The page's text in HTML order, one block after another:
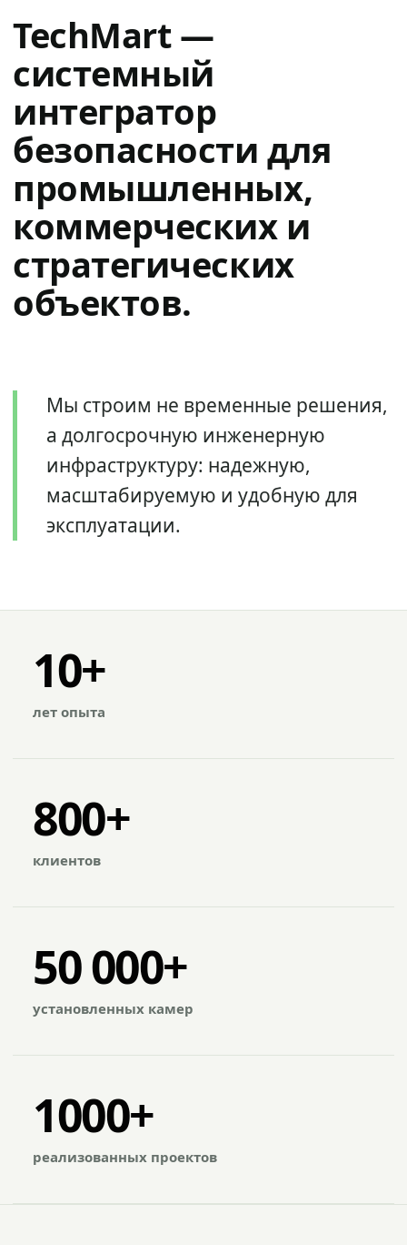
TechMart —
системный
интегратор
безопасности для
промышленных,
коммерческих и
стратегических
объектов.
Мы строим не временные решения,
а долгосрочную инженерную
инфраструктуру: надежную,
масштабируемую и удобную для
эксплуатации.
10+
лет опыта
800+
клиентов
50 000+
установленных камер
1000+
реализованных проектов